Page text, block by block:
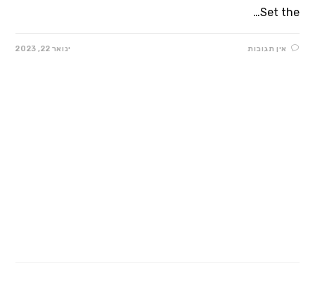
Set the…
אין תגובות ינואר 22, 2023